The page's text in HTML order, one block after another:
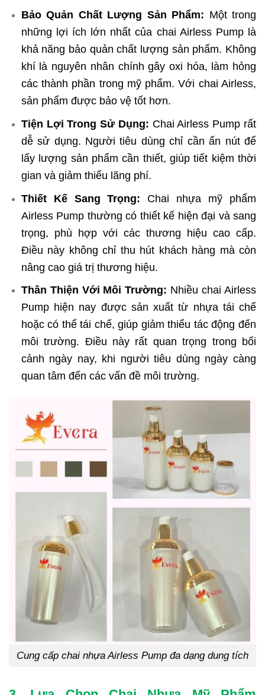
Bảo Quản Chất Lượng Sản Phẩm: Một trong
những lợi ích lớn nhất của chai Airless Pump là
khả năng bảo quản chất lượng sản phẩm. Không
khí là nguyên nhân chính gây oxi hóa, làm hỏng
các thành phần trong mỹ phẩm. Với chai Airless,
sản phẩm được bảo vệ tốt hơn.
Tiện Lợi Trong Sử Dụng: Chai Airless Pump rất
dễ sử dụng. Người tiêu dùng chỉ cần ấn nút để
lấy lượng sản phẩm cần thiết, giúp tiết kiệm thời
gian và giảm thiểu lãng phí.
Thiết Kế Sang Trọng: Chai nhựa mỹ phẩm
Airless Pump thường có thiết kế hiện đại và sang
trọng, phù hợp với các thương hiệu cao cấp.
Điều này không chỉ thu hút khách hàng mà còn
nâng cao giá trị thương hiệu.
Thân Thiện Với Môi Trường: Nhiều chai Airless
Pump hiện nay được sản xuất từ nhựa tái chế
hoặc có thể tái chế, giúp giảm thiểu tác động đến
môi trường. Điều này rất quan trọng trong bối
cảnh ngày nay, khi người tiêu dùng ngày càng
quan tâm đến các vấn đề môi trường.
Cung cấp chai nhựa Airless Pump đa dạng dung tích